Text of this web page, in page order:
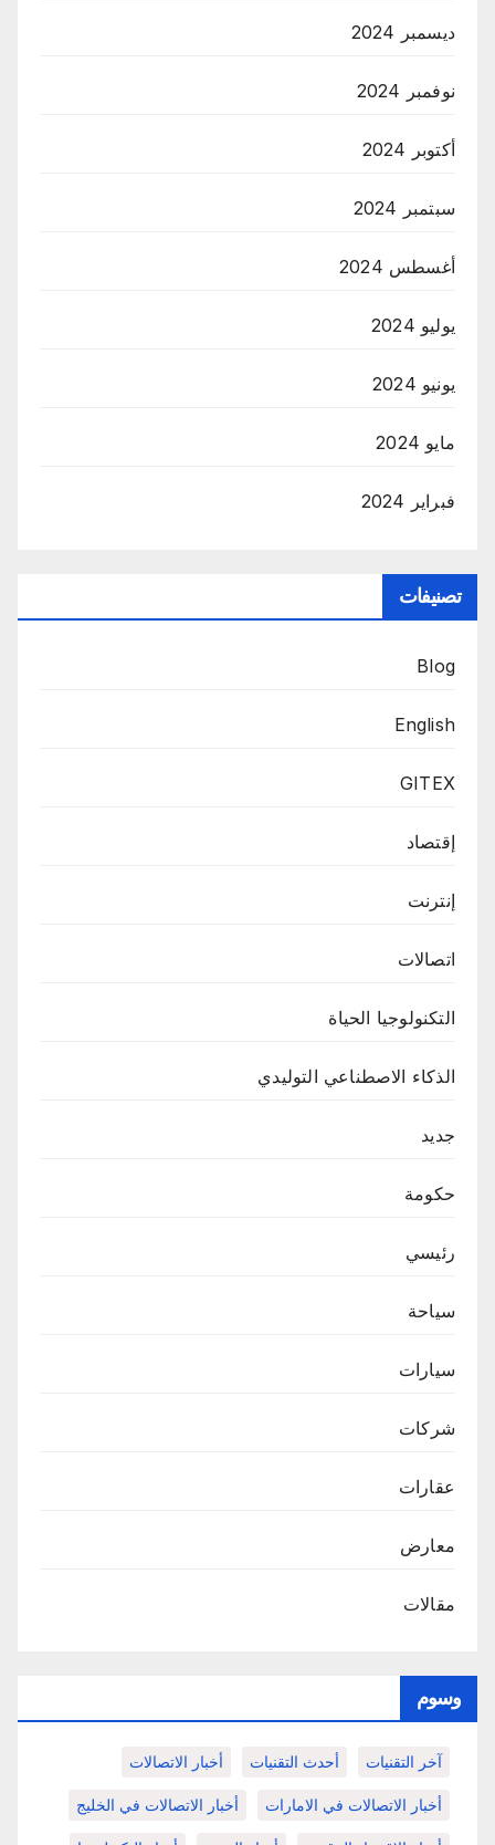
ديسمبر 2024
نوفمبر 2024
أكتوبر 2024
سبتمبر 2024
أغسطس 2024
يوليو 2024
يونيو 2024
مايو 2024
فبراير 2024
تصنيفات
Blog
English
GITEX
إقتصاد
إنترنت
اتصالات
التكنولوجيا الحياة
الذكاء الاصطناعي التوليدي
جديد
حكومة
رئيسي
سياحة
سيارات
شركات
عقارات
معارض
مقالات
وسوم
آخر التقنيات أحدث التقنيات أخبار الاتصالات
أخبار الاتصالات في الامارات أخبار الاتصالات في الخليج